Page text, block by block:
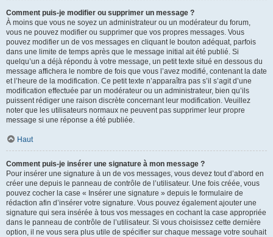
Comment puis-je modifier ou supprimer un message ?
À moins que vous ne soyez un administrateur ou un modérateur du forum,
vous ne pouvez modifier ou supprimer que vos propres messages. Vous
pouvez modifier un de vos messages en cliquant le bouton adéquat, parfois
dans une limite de temps après que le message initial ait été publié. Si
quelqu’un a déjà répondu à votre message, un petit texte situé en dessous du
message affichera le nombre de fois que vous l’avez modifié, contenant la date
et l’heure de la modification. Ce petit texte n’apparaîtra pas s’il s’agit d’une
modification effectuée par un modérateur ou un administrateur, bien qu’ils
puissent rédiger une raison discrète concernant leur modification. Veuillez
noter que les utilisateurs normaux ne peuvent pas supprimer leur propre
message si une réponse a été publiée.
Haut
Comment puis-je insérer une signature à mon message ?
Pour insérer une signature à un de vos messages, vous devez tout d’abord en
créer une depuis le panneau de contrôle de l’utilisateur. Une fois créée, vous
pouvez cocher la case « Insérer une signature » depuis le formulaire de
rédaction afin d’insérer votre signature. Vous pouvez également ajouter une
signature qui sera insérée à tous vos messages en cochant la case appropriée
dans le panneau de contrôle de l’utilisateur. Si vous choisissez cette dernière
option, il ne vous sera plus utile de spécifier sur chaque message votre souhait